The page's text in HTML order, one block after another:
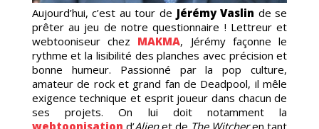
Aujourd’hui, c’est au tour de Jérémy Vaslin de se
prêter au jeu de notre questionnaire ! Lettreur et
webtooniseur chez MAKMA, Jérémy façonne le
rythme et la lisibilité des planches avec précision et
bonne humeur. Passionné par la pop culture,
amateur de rock et grand fan de Deadpool, il mêle
exigence technique et esprit joueur dans chacun de
ses projets. On lui doit notamment la
webtoonisation d’Alienet de The Witcheren tant